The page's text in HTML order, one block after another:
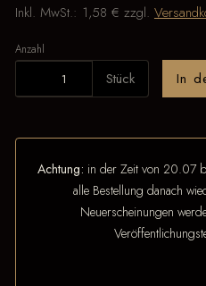
Inkl. MwSt.: 1,58 € zzgl.
Anzahl
Stück In
Achtung: in der Zeit von 20.07
alle Bestellung danach
Neuerscheinungen